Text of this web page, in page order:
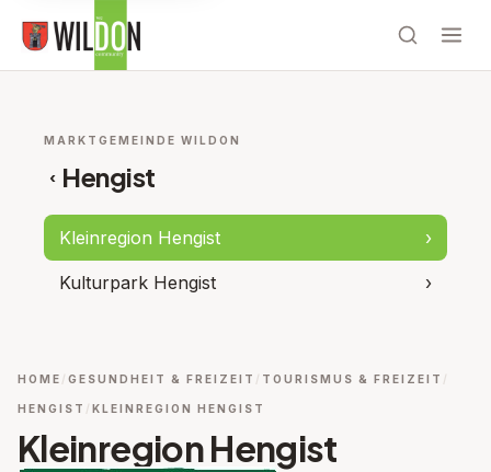
MARKTGEMEINDE WILDON
‹ Hengist
Kleinregion Hengist ›
Kulturpark Hengist ›
HOME GESUNDHEIT & FREIZEIT TOURISMUS & FREIZEIT
HENGIST KLEINREGION HENGIST
Kleinregion Hengist